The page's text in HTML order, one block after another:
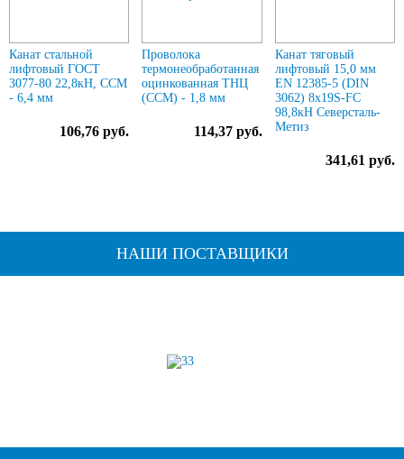
Канат стальной
лифтовый ГОСТ
3077-80 22,8кН, ССМ
- 6,4 мм
106,76 руб.
Проволока
термонеобработанная
оцинкованная ТНЦ
(ССМ) - 1,8 мм
114,37 руб.
Канат тяговый
лифтовый 15,0 мм
EN 12385-5 (DIN
3062) 8х19S-FC
98,8кН Северсталь-
Метиз
341,61 руб.
НАШИ ПОСТАВЩИКИ